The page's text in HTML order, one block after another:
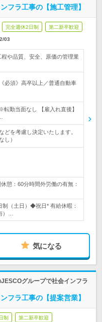
フラ工事の【施工管理】
完全週休2日制 第二新卒歓迎
03
や品質、安全、原価の管理業
必須》高卒以上／普通自動車
勤当面なし 【雇入れ直後】
を考慮し決定いたします。
し）
憩：60分時間外労働の有無：
制（土日）◆祝日* 有給休暇：
）…
気になる
グループで社会インフラ
フラ工事の【提案営業】
制 第二新卒歓迎